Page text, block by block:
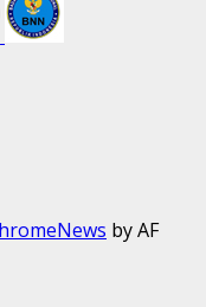
by AF